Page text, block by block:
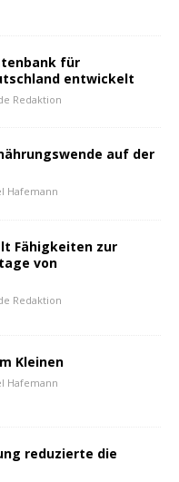
für
entwickelt
Redaktion
auf der
Hafemann
Fähigkeiten zur
von
Redaktion
Kleinen
Hafemann
reduzierte die